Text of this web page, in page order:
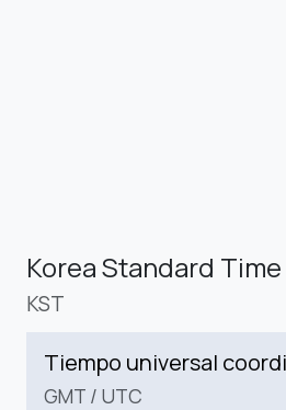
Korea Standard Time
KST
Tiempo universal
GMT / UTC